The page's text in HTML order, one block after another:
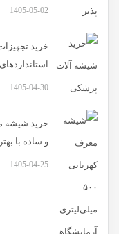
1405-05-02
خرید
1405-04-30
خرید شیشه
و ساده با
1405-04-25